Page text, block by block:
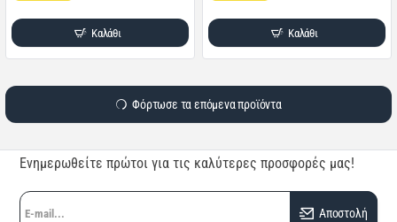
Καλάθι Καλάθι
Φόρτωσε τα επόμενα προϊόντα
Ενημερωθείτε πρώτοι για τις καλύτερες προσφορές μας!
E-
mail...
Αποστολή